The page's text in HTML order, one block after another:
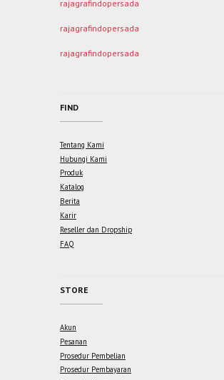
rajagrafindopersada
rajagrafindopersada
rajagrafindopersada
FIND
Tentang Kami
Hubungi Kami
Produk
Katalog
Berita
Karir
Reseller dan Dropship
FAQ
STORE
Akun
Pesanan
Prosedur Pembelian
Prosedur Pembayaran